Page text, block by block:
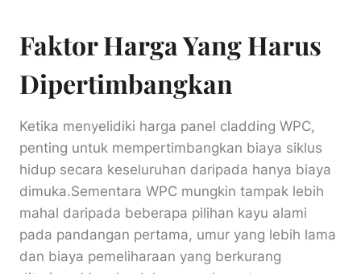
Faktor Harga Yang Harus
Dipertimbangkan
Ketika menyelidiki harga panel cladding WPC,
penting untuk mempertimbangkan biaya siklus
hidup secara keseluruhan daripada hanya biaya
dimuka.Sementara WPC mungkin tampak lebih
mahal daripada beberapa pilihan kayu alami
pada pandangan pertama, umur yang lebih lama
dan biaya pemeliharaan yang berkurang